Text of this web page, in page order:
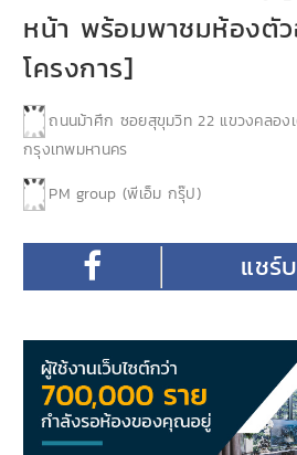
หน้า พร้อมพาชมห้องตั
โครงการ]
ถนนม้าศึก ซอยสุขุมวิท 22 แขวงคลอง
กรุงเทพมหานคร
PM group (พีเอ็ม กรุ๊ป)